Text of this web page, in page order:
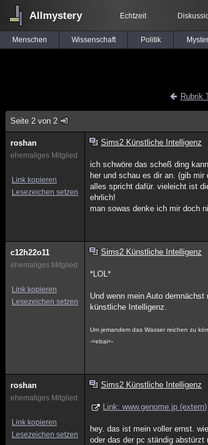
Allmystery Echtzeit
Menschen Wissenschaft Politik
Rubrik
Seite 2 von 2
roshan
ehemaliges Mitglied
Link kopieren
Lesezeichen setzen
Sims2 Künstliche Intelligenz
ich schwöre das scheß ding
her und schau es dir an. (gib
alles spricht dafür. vieleicht ist
ehrlich!
man sowas denke ich mir doch
c12h22o11
ehemaliges Mitglied
Link kopieren
Lesezeichen setzen
Sims2 Künstliche Intelligenz
*LOL*
Und wenn mein Auto
künstliche Intelligenz.
Um jemandem das Wasser reichen zu
-=ebai=-
roshan
ehemaliges Mitglied
Link kopieren
Lesezeichen setzen
Sims2 Künstliche Intelligenz
Link: www.genome.jp (extern)
hey. das ist mein voller ernst.
oder das der pc ständig